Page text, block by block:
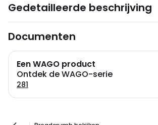
Gedetailleerde beschrijving
Documenten
Een WAGO product
Ontdek de WAGO-serie
281